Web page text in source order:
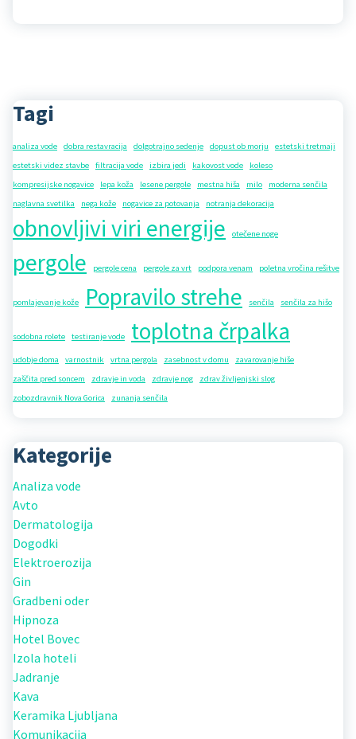
Tagi
analiza vode dobra restavracija dolgotrajno sedenje dopust ob morju
estetski tretmaji
estetski videz stavbe
filtracija vode izbira jedi kakovost vode
koleso
kompresijske nogavice
lepa koža lesene pergole mestna hiša milo
moderna senčila
naglavna svetilka
nega kože nogavice za potovanja notranja dekoracija
obnovljivi viri energije otečene noge
pergole pergole cena pergole za vrt podpora venam poletna vročina rešitve
pomlajevanje kože Popravilo strehe senčila senčila za hišo
sodobna rolete testiranje vode toplotna črpalka
udobje doma varnostnik vrtna pergola zasebnost v domu
zavarovanje hiše
zaščita pred soncem
zdravje in voda zdravje nog
zdrav življenjski slog
zobozdravnik Nova Gorica
zunanja senčila
Kategorije
Analiza vode
Avto
Dermatologija
Dogodki
Elektroerozija
Gin
Gradbeni oder
Hipnoza
Hotel Bovec
Izola hoteli
Jadranje
Kava
Keramika Ljubljana
Komunikacija